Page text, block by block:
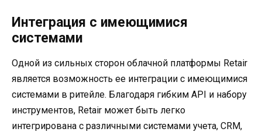
Интеграция с имеющимися
системами
Одной из сильных сторон облачной платформы Retair
является возможность ее интеграции с имеющимися
системами в ритейле. Благодаря гибким API и набору
инструментов, Retair может быть легко
интегрирована с различными системами учета, CRM,